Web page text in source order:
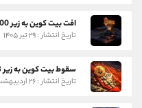
افت بیت کوین به زیر 64000 دلار
تاریخ انتشار : ۲۹ تیر ۱۴۰۵
سقوط بیت کوین به زیر 78 هزار دلار
تاریخ انتشار : ۲۶ اردیبهشت ۱۴۰۵